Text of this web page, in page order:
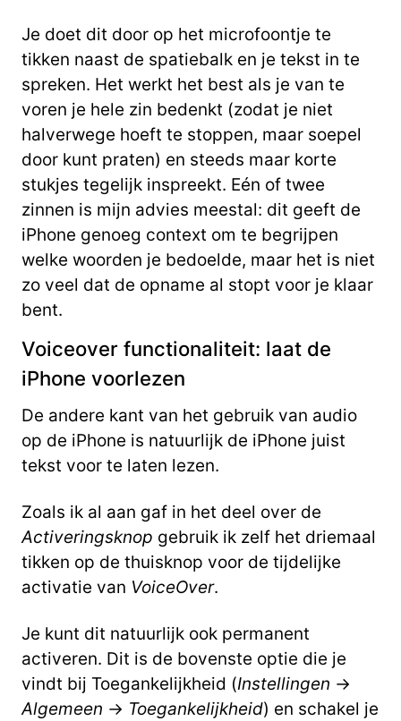
Je doet dit door op het microfoontje te
tikken naast de spatiebalk en je tekst in te
spreken. Het werkt het best als je van te
voren je hele zin bedenkt (zodat je niet
halverwege hoeft te stoppen, maar soepel
door kunt praten) en steeds maar korte
stukjes tegelijk inspreekt. Eén of twee
zinnen is mijn advies meestal: dit geeft de
iPhone genoeg context om te begrijpen
welke woorden je bedoelde, maar het is niet
zo veel dat de opname al stopt voor je klaar
bent.
Voiceover functionaliteit: laat de
iPhone voorlezen
De andere kant van het gebruik van audio
op de iPhone is natuurlijk de iPhone juist
tekst voor te laten lezen.
Zoals ik al aan gaf in het deel over de
Activeringsknop gebruik ik zelf het driemaal
tikken op de thuisknop voor de tijdelijke
activatie van VoiceOver.
Je kunt dit natuurlijk ook permanent
activeren. Dit is de bovenste optie die je
vindt bij Toegankelijkheid (Instellingen ->
Algemeen -> Toegankelijkheid) en schakel je